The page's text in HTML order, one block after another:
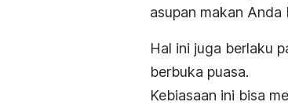
asupan makan
Hal ini juga berlaku
berbuka puasa.
Kebiasaan ini bisa